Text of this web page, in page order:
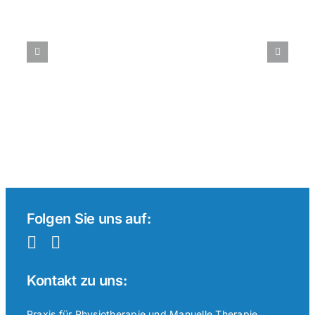
Folgen Sie uns auf:
Kontakt zu uns: